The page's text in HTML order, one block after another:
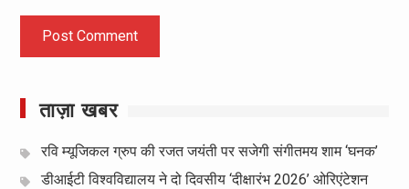
ताज़ा खबर
रवि म्यूजिकल ग्रुप की रजत जयंती पर सजेगी संगीतमय शाम ‘घनक’
डीआईटी विश्वविद्यालय ने दो दिवसीय ‘दीक्षारंभ 2026’ ओरिएंटेशन